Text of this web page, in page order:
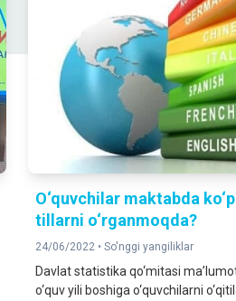
O‘quvchilar maktabda
tillarni o‘rganmoqda?
24/06/2022 • So'nggi yangiliklar
Davlat statistika qo‘mitasi
o‘quv yili boshiga o‘quvchilarni